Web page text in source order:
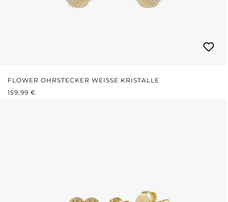
FLOWER OHRSTECKER WEISSE KRISTALLE
REGULÄRER PREIS:
159,99 €